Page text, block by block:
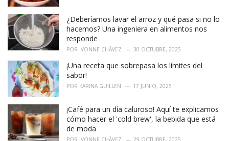
¿Deberíamos lavar el arroz y qué pasa si no lo
hacemos? Una ingeniera en alimentos nos
responde
POR IVONNE CHÁVEZ 30 OCTUBRE, 2025
¡Una receta que sobrepasa los límites del
sabor!
POR KARINA GUILLEN 17 JUNIO, 2025
¡Café para un día caluroso! Aquí te explicamos
cómo hacer el 'cold brew', la bebida que está
de moda